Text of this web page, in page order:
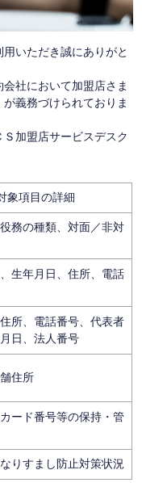
いただき誠にありがと
社において加盟店さま
義務づけられておりま
加盟店サービスデスク
象項目の詳細
務の種類、対面／非対
生年月日、住所、電話
所、電話番号、代表者
日、法人番号
住所
ード番号等の保持・管
りすまし防止対策状況